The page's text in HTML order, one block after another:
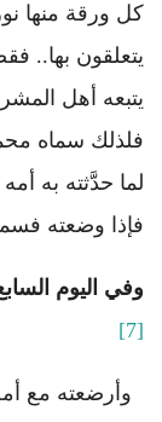
كل ورقة منها
يتعلقون بها..
يتبعه أهل
فلذلك سماه
لما حدَّثته به
فإذا وضعته
وفي اليوم
[7]
وأرضعته مع